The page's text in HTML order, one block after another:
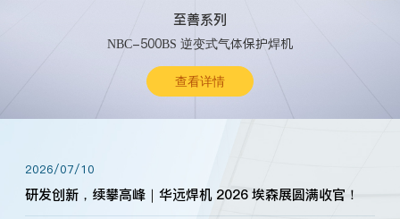
至善系列
NBC-500BS 逆变式气体保护焊机
查看详情
2026/07/10
研发创新，续攀高峰｜华远焊机 2026 埃森展圆满收官！